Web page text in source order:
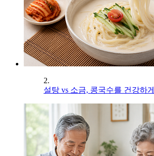
2.
설탕 vs 소금, 콩국수를 건강하